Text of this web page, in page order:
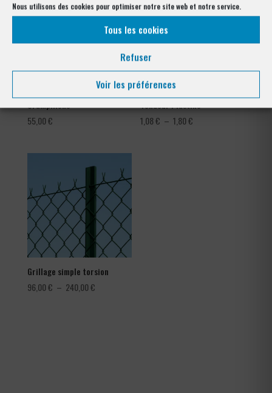
Nous utilisons des cookies pour optimiser notre site web et notre service.
Tous les cookies
Refuser
Voir les préférences
Crampillons
55,00€
Tendeur Plastifié
1,08€ – 1,80€
Grillage simple torsion
96,00€ – 240,00€Plage